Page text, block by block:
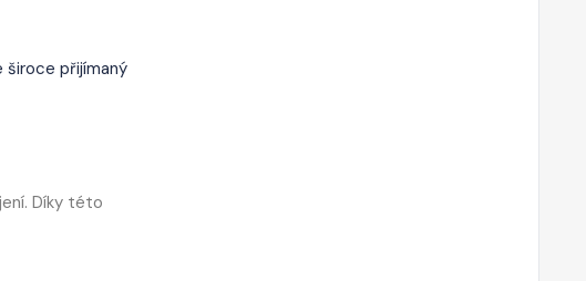
široce přijímaný
Díky této